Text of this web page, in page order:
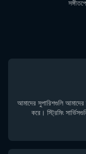
আমাদের সুপারিশগুলি
করে। স্ট্রিমিং